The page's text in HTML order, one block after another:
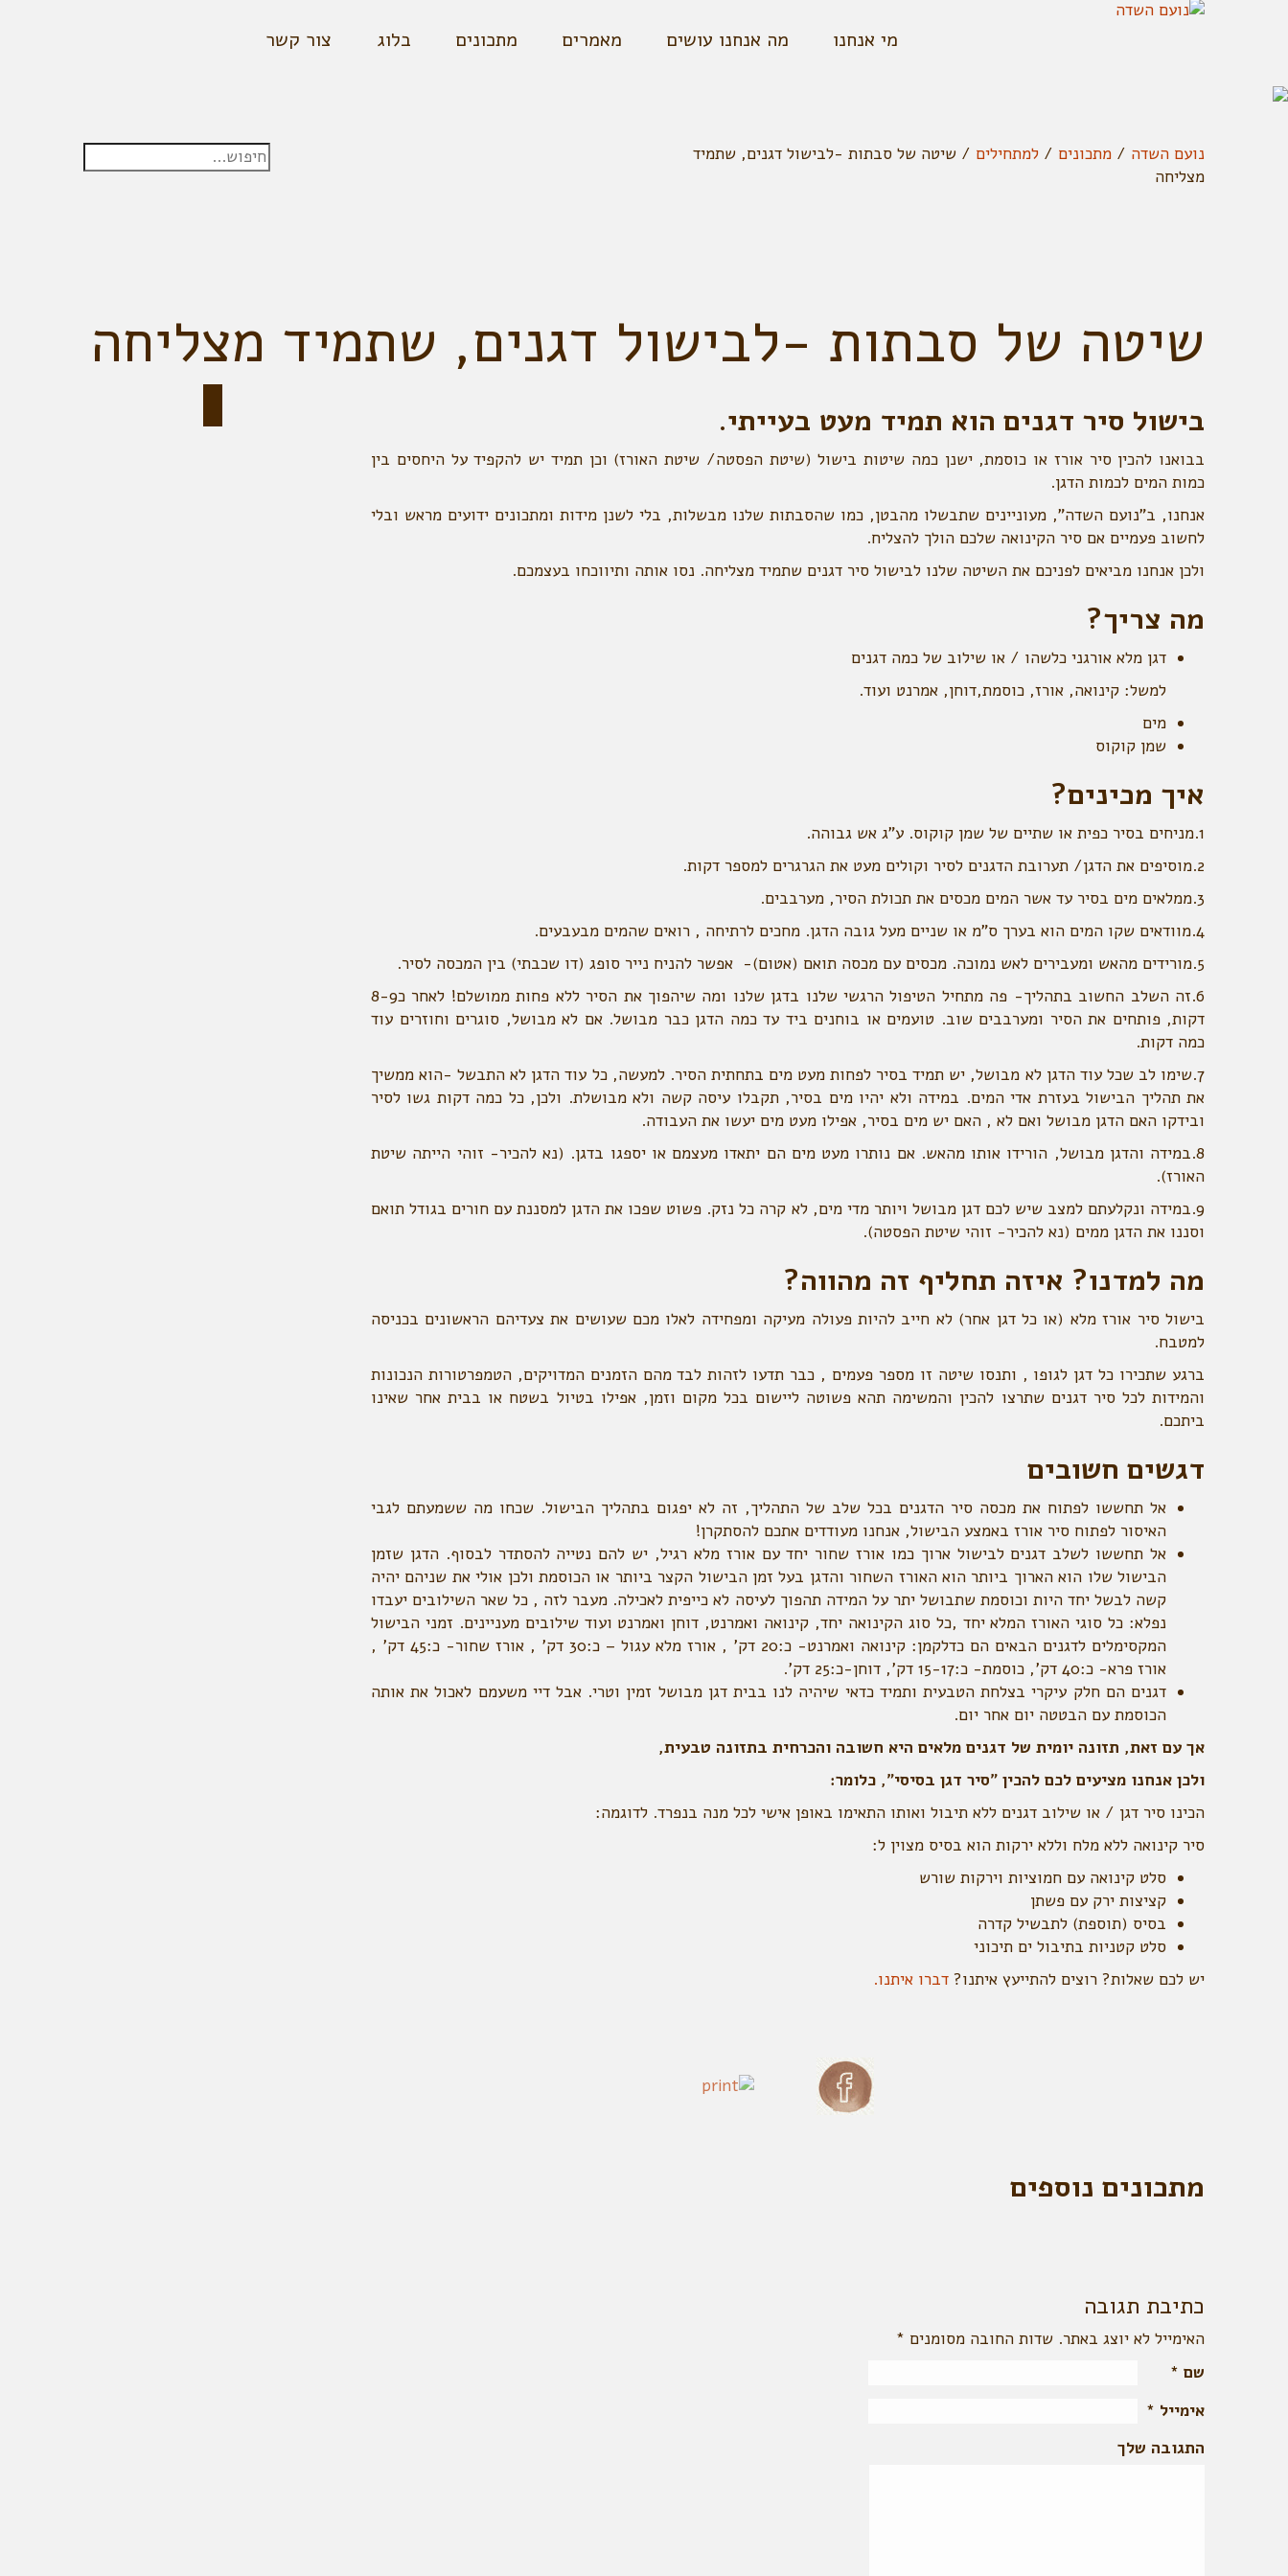
מי אנחנו מה אנחנו עושים מאמרים מתכונים בלוג צור קשר
נועם השדה / מתכונים / למתחילים / שיטה של סבתות -לבישול דגנים, שתמיד
מצליחה
שיטה של סבתות -לבישול דגנים, שתמיד מצליחה
בישול סיר דגנים הוא תמיד מעט בעייתי.
בבואנו להכין סיר אורז או כוסמת, ישנן כמה שיטות בישול (שיטת הפסטה/ שיטת האורז) וכן תמיד יש להקפיד על היחסים בין
כמות המים לכמות הדגן.
אנחנו, ב"נועם השדה", מעוניינים שתבשלו מהבטן, כמו שהסבתות שלנו מבשלות, בלי לשנן מידות ומתכונים ידועים מראש ובלי
לחשוב פעמיים אם סיר הקינואה שלכם הולך להצליח.
ולכן אנחנו מביאים לפניכם את השיטה שלנו לבישול סיר דגנים שתמיד מצליחה. נסו אותה ותיווכחו בעצמכם.
מה צריך?
דגן מלא אורגני כלשהו / או שילוב של כמה דגנים
למשל: קינואה, אורז, כוסמת,דוחן, אמרנט ועוד.
מים
שמן קוקוס
איך מכינים?
1.מניחים בסיר כפית או שתיים של שמן קוקוס. ע"ג אש גבוהה.
2.מוסיפים את הדגן/ תערובת הדגנים לסיר וקולים מעט את הגרגרים למספר דקות.
3.ממלאים מים בסיר עד אשר המים מכסים את תכולת הסיר, מערבבים.
4.מוודאים שקו המים הוא בערך ס"מ או שניים מעל גובה הדגן. מחכים לרתיחה , רואים שהמים מבעבעים.
5.מורידים מהאש ומעבירים לאש נמוכה. מכסים עם מכסה תואם (אטום)- אפשר להניח נייר סופג (דו שכבתי) בין המכסה לסיר.
6.זה השלב החשוב בתהליך- פה מתחיל הטיפול הרגשי שלנו בדגן שלנו ומה שיהפוך את הסיר ללא פחות ממושלם! לאחר כ8-9
דקות, פותחים את הסיר ומערבבים שוב. טועמים או בוחנים ביד עד כמה הדגן כבר מבושל. אם לא מבושל, סוגרים וחוזרים עוד
כמה דקות.
7.שימו לב שכל עוד הדגן לא מבושל, יש תמיד בסיר לפחות מעט מים בתחתית הסיר. למעשה, כל עוד הדגן לא התבשל -הוא ממשיך
את תהליך הבישול בעזרת אדי המים. במידה ולא יהיו מים בסיר, תקבלו עיסה קשה ולא מבושלת. ולכן, כל כמה דקות גשו לסיר
ובידקו האם הדגן מבושל ואם לא , האם יש מים בסיר, אפילו מעט מים יעשו את העבודה.
8.במידה והדגן מבושל, הורידו אותו מהאש. אם נותרו מעט מים הם יתאדו מעצמם או יספגו בדגן. (נא להכיר- זוהי הייתה שיטת
האורז).
9.במידה ונקלעתם למצב שיש לכם דגן מבושל ויותר מדי מים, לא קרה כל נזק. פשוט שפכו את הדגן למסננת עם חורים בגודל תואם
וסננו את הדגן ממים (נא להכיר- זוהי שיטת הפסטה).
מה למדנו? איזה תחליף זה מהווה?
בישול סיר אורז מלא (או כל דגן אחר) לא חייב להיות פעולה מעיקה ומפחידה לאלו מכם שעושים את צעדיהם הראשונים בכניסה
למטבח.
ברגע שתכירו כל דגן לגופו , ותנסו שיטה זו מספר פעמים , כבר תדעו לזהות לבד מהם הזמנים המדויקים, הטמפרטורות הנכונות
והמידות לכל סיר דגנים שתרצו להכין והמשימה תהא פשוטה ליישום בכל מקום וזמן, אפילו בטיול בשטח או בבית אחר שאינו
ביתכם.
דגשים חשובים
אל תחששו לפתוח את מכסה סיר הדגנים בכל שלב של התהליך, זה לא יפגום בתהליך הבישול. שכחו מה ששמעתם לגבי
האיסור לפתוח סיר אורז באמצע הבישול, אנחנו מעודדים אתכם להסתקרן!
אל תחששו לשלב דגנים לבישול ארוך כמו אורז שחור יחד עם אורז מלא רגיל, יש להם נטייה להסתדר לבסוף. הדגן שזמן
הבישול שלו הוא הארוך ביותר הוא האורז השחור והדגן בעל זמן הבישול הקצר ביותר או הכוסמת ולכן אולי את שניהם יהיה
קשה לבשל יחד היות וכוסמת שתבושל יתר על המידה תהפוך לעיסה לא כייפית לאכילה. מעבר לזה , כל שאר השילובים יעבדו
נפלא: כל סוגי האורז המלא יחד ,כל סוג הקינואה יחד, קינואה ואמרנט, דוחן ואמרנט ועוד שילובים מעניינים. זמני הבישול
המקסימלים לדגנים הבאים הם כדלקמן: קינואה ואמרנט- כ:20 דק' , אורז מלא עגול – כ:30 דק' , אורז שחור- כ:45 דק' ,
אורז פרא- כ:40 דק', כוסמת- כ:15-17 דק', דוחן-כ:25 דק'.
דגנים הם חלק עיקרי בצלחת הטבעית ותמיד כדאי שיהיה לנו בבית דגן מבושל זמין וטרי. אבל דיי משעמם לאכול את אותה
הכוסמת עם הבטטה יום אחר יום.
אך עם זאת, תזונה יומית של דגנים מלאים היא חשובה והכרחית בתזונה טבעית,
ולכן אנחנו מציעים לכם להכין "סיר דגן בסיסי", כלומר:
הכינו סיר דגן / או שילוב דגנים ללא תיבול ואותו התאימו באופן אישי לכל מנה בנפרד. לדוגמה:
סיר קינואה ללא מלח וללא ירקות הוא בסיס מצוין ל:
סלט קינואה עם חמוציות וירקות שורש
קציצות ירק עם פשתן
בסיס (תוספת) לתבשיל קדרה
סלט קטניות בתיבול ים תיכוני
יש לכם שאלות? רוצים להתייעץ איתנו? דברו איתנו.
מתכונים נוספים
כתיבת תגובה
האימייל לא יוצג באתר. שדות החובה מסומנים *
שם *
אימייל *
התגובה שלך